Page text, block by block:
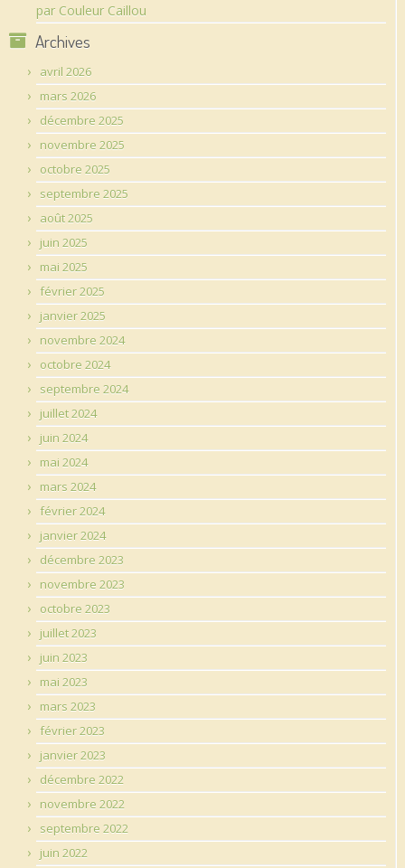
par Couleur Caillou
Archives
avril 2026
mars 2026
décembre 2025
novembre 2025
octobre 2025
septembre 2025
août 2025
juin 2025
mai 2025
février 2025
janvier 2025
novembre 2024
octobre 2024
septembre 2024
juillet 2024
juin 2024
mai 2024
mars 2024
février 2024
janvier 2024
décembre 2023
novembre 2023
octobre 2023
juillet 2023
juin 2023
mai 2023
mars 2023
février 2023
janvier 2023
décembre 2022
novembre 2022
septembre 2022
juin 2022